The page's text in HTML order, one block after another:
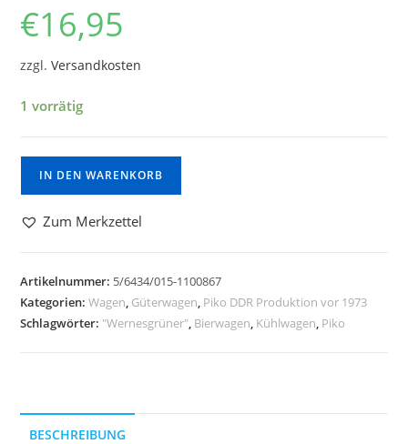
€16,95
zzgl.Versandkosten
1 vorrätig
IN DEN WARENKORB
Zum Merkzettel
Artikelnummer: 5/6434/015-1100867
Kategorien:Wagen, Güterwagen, Piko DDR Produktion vor 1973
Schlagwörter: "Wernesgrüner", Bierwagen, Kühlwagen, Piko
BESCHREIBUNG